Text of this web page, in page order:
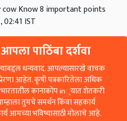
cow Know 8 important points
02:41 IST
पाठिंबा दर्शवा
धन्यवाद. आपल्यासारखे वाचक
आहेत. कृषी पत्रकारितेला अधिक
कानाकोप in्यात शेतकरी
तुमचे समर्थन किंवा सहकार्य
भविष्यासाठी मोलाचे आहे.